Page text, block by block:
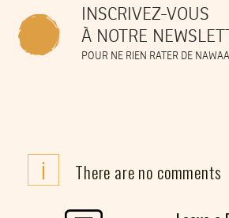
INSCRIVEZ-VOUS
À NOTRE
POUR NE RIEN RATER DE NAWAAT
i There are no comments